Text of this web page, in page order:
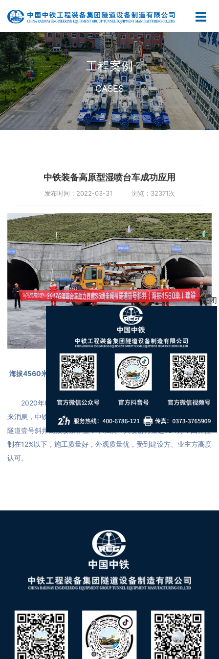
工程案例
CASES
中铁装备高原型湿喷台车成功应用
发布时间：2022-03-31 浏览：32371次
海拔4560米成功应用！中铁装备高原型湿喷台车助力***圭嘎拉隧
2020年8月9日，从中交二公局***S5线圭嘎拉隧道施工现场传
来消息，中铁装备HP-3017G高原型湿喷台车在海拔4560米
隧道壹号斜井高效喷浆作业，单班次**大喷射方量达154方，回弹控
制在12%以下，施工质量好，外观质量优，受到建设方、业主方高度
认可。
关闭